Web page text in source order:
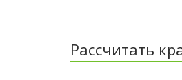
Рассчитать